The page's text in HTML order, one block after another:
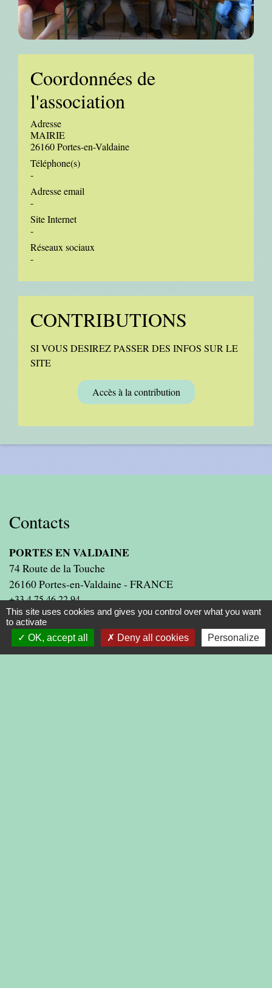
Coordonnées de
l'association
Adresse
MAIRIE
26160 Portes-en-Valdaine
Téléphone(s)
-
Adresse email
-
Site Internet
-
Réseaux sociaux
-
CONTRIBUTIONS
SI VOUS DESIREZ PASSER DES INFOS SUR LE
SITE
Accès à la contribution
Contacts
PORTES EN VALDAINE
74 Route de la Touche
26160 Portes-en-Valdaine - FRANCE
+33 4 75 46 22 94
Contact par formulaire
This site uses cookies and gives you control over what you want
to activate
OK, accept all
Deny all cookies Personalize